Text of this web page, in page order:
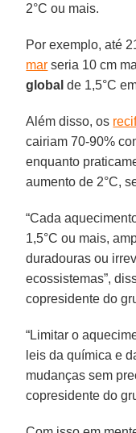
2°C ou mais.
Por exemplo, até
mar seria 10 cm
global de 1,5°C
Além disso, os
cairiam 70-90%
enquanto
aumento de 2°C,
“Cada
1,5°C ou mais,
duradouras ou
ecossistemas”,
copresidente do
“Limitar o
leis da química e
mudanças sem
copresidente do